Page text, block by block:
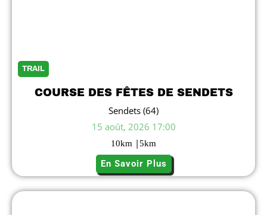
TRAIL
COURSE DES FÊTES DE SENDETS
Sendets (64)
15 août, 2026 17:00
10km |5km
En Savoir Plus